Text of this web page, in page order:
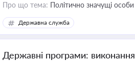
Про що тема: Політично значущі
Державна служба
Державні програми: